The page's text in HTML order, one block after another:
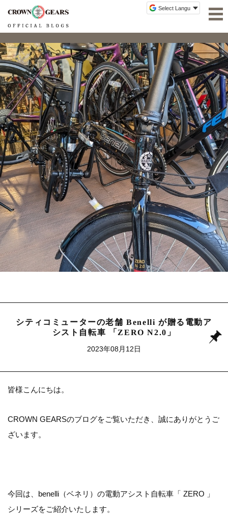
シティコミューターの老舗 Benelli が贈る電動ア
シスト自転車 「ZERO N2.0」
2023年08月12日
皆様こんにちは。
CROWN GEARSのブログをご覧いただき、誠にありがとうご
ざいます。
今回は、benelli（ベネリ）の電動アシスト自転車「 ZERO 」
シリーズをご紹介いたします。